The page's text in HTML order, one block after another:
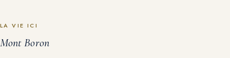
LA VIE ICI
Mont Boron